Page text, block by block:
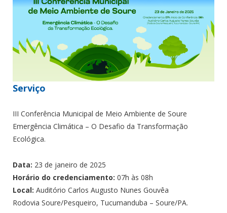
Serviço
III Conferência Municipal de Meio Ambiente de Soure
Emergência Climática – O Desafio da Transformação
Ecológica.
Data: 23 de janeiro de 2025
Horário do credenciamento: 07h às 08h
Local: Auditório Carlos Augusto Nunes Gouvêa
Rodovia Soure/Pesqueiro, Tucumanduba – Soure/PA.